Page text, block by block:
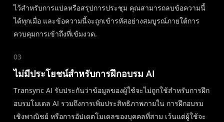
ไว้สำหรับการแปลหรือสรุปการประชุม คุณสามารถลบข้อความนี้
ได้ทุกเมื่อ และข้อความนี้จะถูกเข้ารหัสอย่างสมบูรณ์ภายใต้การ
ควบคุมการเข้าถึงที่เข้มงวด.
03
ไม่มีประโยชน์สำหรับการฝึกอบรม AI
Transync AI รับประกันว่าข้อมูลของผู้ใช้จะไม่ถูกใช้สำหรับการฝึก
อบรมโมเดล AI รวมถึงการเพิ่มประสิทธิภาพภายใน การฝึกอบรม
เชิงพาณิชย์ หรือการอัปเดตโมเดลของบุคคลที่สาม เว้นแต่ผู้ใช้จะ